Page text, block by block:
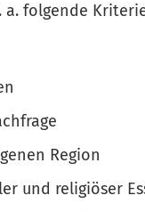
folgende
Region
und religiöser